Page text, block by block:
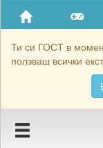
Ти си ГОСТ в
ползваш всички
Приятели
Хронология на
Подаръците на